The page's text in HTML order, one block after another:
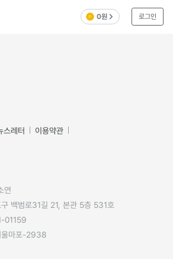
0원 로그인
스레터
이용약관
연
백범로31길 21, 본관 5층 531호
01159
울마포-2938